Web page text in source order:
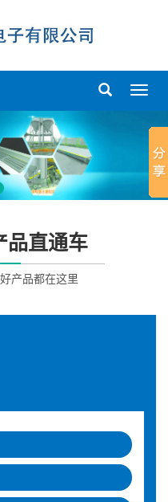
导
品直通车
产品都在这里